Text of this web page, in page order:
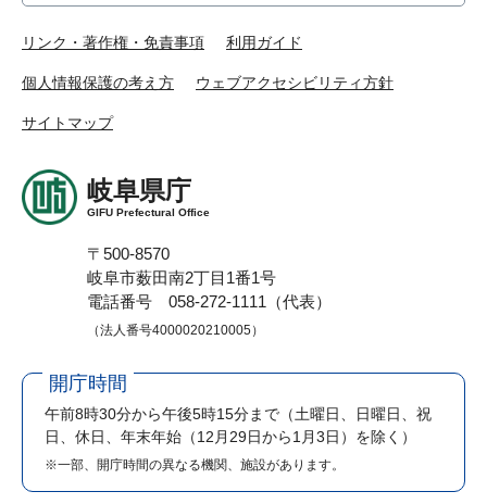
リンク・著作権・免責事項 利用ガイド
個人情報保護の考え方 ウェブアクセシビリティ方針
サイトマップ
岐阜県庁
GIFU Prefectural Office
〒500-8570
岐阜市薮田南2丁目1番1号
電話番号 058-272-1111（代表）
（法人番号4000020210005）
開庁時間
午前8時30分から午後5時15分まで （土曜日、日曜日、祝
日、休日、年末年始（12月29日から1月3日）を除く）
※一部、開庁時間の異なる機関、施設があります。